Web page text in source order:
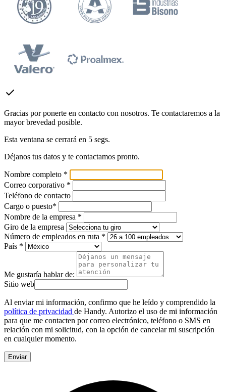
check
Gracias por ponerte en contacto con nosotros. Te contactaremos a la
mayor brevedad posible.
Esta ventana se cerrará en 5 segs.
Déjanos tus datos y te contactamos pronto.
Nombre completo *
Correo corporativo *
Teléfono de contacto
Cargo o puesto*
Nombre de la empresa *
Giro de la empresa
Número de empleados en ruta *
País *
Me gustaría hablar de:
Sitio web
Al enviar mi información, confirmo que he leído y comprendido la
política de privacidad de Handy. Autorizo el uso de mi información
para que me contacten por correo electrónico, teléfono o SMS en
relación con mi solicitud, con la opción de cancelar mi suscripción
en cualquier momento.
Enviar